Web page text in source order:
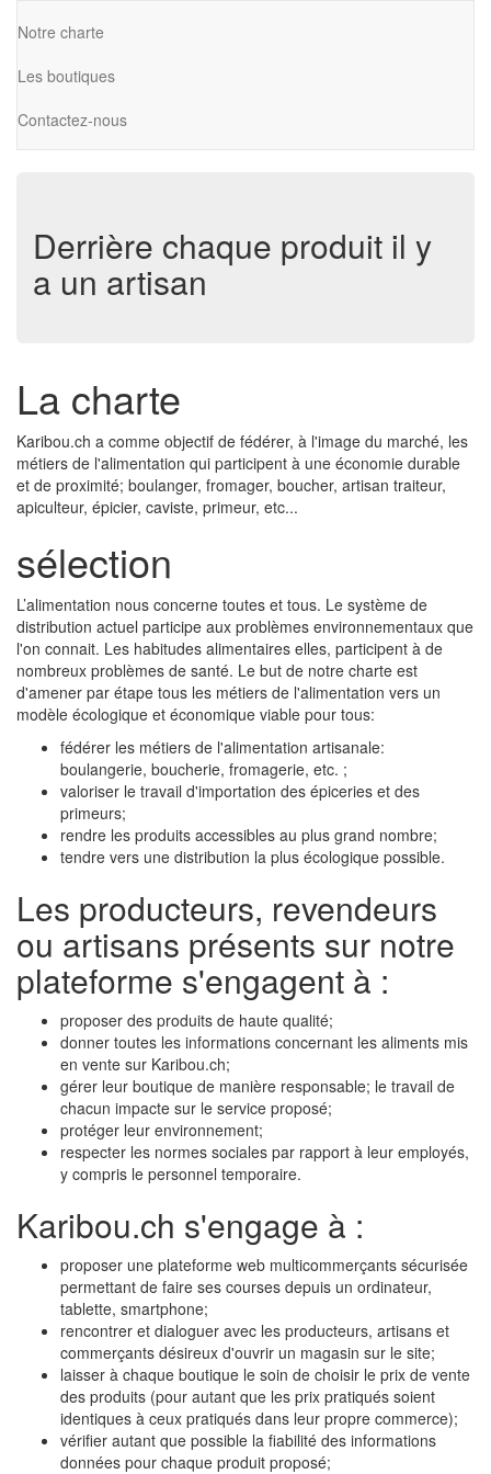
Notre charte
Les boutiques
Contactez-nous
Derrière chaque produit il y
a un artisan
La charte
Karibou.ch a comme objectif de fédérer, à l'image du marché, les
métiers de l'alimentation qui participent à une économie durable
et de proximité; boulanger, fromager, boucher, artisan traiteur,
apiculteur, épicier, caviste, primeur, etc...
sélection
L’alimentation nous concerne toutes et tous. Le système de
distribution actuel participe aux problèmes environnementaux que
l'on connait. Les habitudes alimentaires elles, participent à de
nombreux problèmes de santé. Le but de notre charte est
d'amener par étape tous les métiers de l'alimentation vers un
modèle écologique et économique viable pour tous:
fédérer les métiers de l'alimentation artisanale:
boulangerie, boucherie, fromagerie, etc. ;
valoriser le travail d'importation des épiceries et des
primeurs;
rendre les produits accessibles au plus grand nombre;
tendre vers une distribution la plus écologique possible.
Les producteurs, revendeurs
ou artisans présents sur notre
plateforme s'engagent à :
proposer des produits de haute qualité;
donner toutes les informations concernant les aliments mis
en vente sur Karibou.ch;
gérer leur boutique de manière responsable; le travail de
chacun impacte sur le service proposé;
protéger leur environnement;
respecter les normes sociales par rapport à leur employés,
y compris le personnel temporaire.
Karibou.ch s'engage à :
proposer une plateforme web multicommerçants sécurisée
permettant de faire ses courses depuis un ordinateur,
tablette, smartphone;
rencontrer et dialoguer avec les producteurs, artisans et
commerçants désireux d'ouvrir un magasin sur le site;
laisser à chaque boutique le soin de choisir le prix de vente
des produits (pour autant que les prix pratiqués soient
identiques à ceux pratiqués dans leur propre commerce);
vérifier autant que possible la fiabilité des informations
données pour chaque produit proposé;